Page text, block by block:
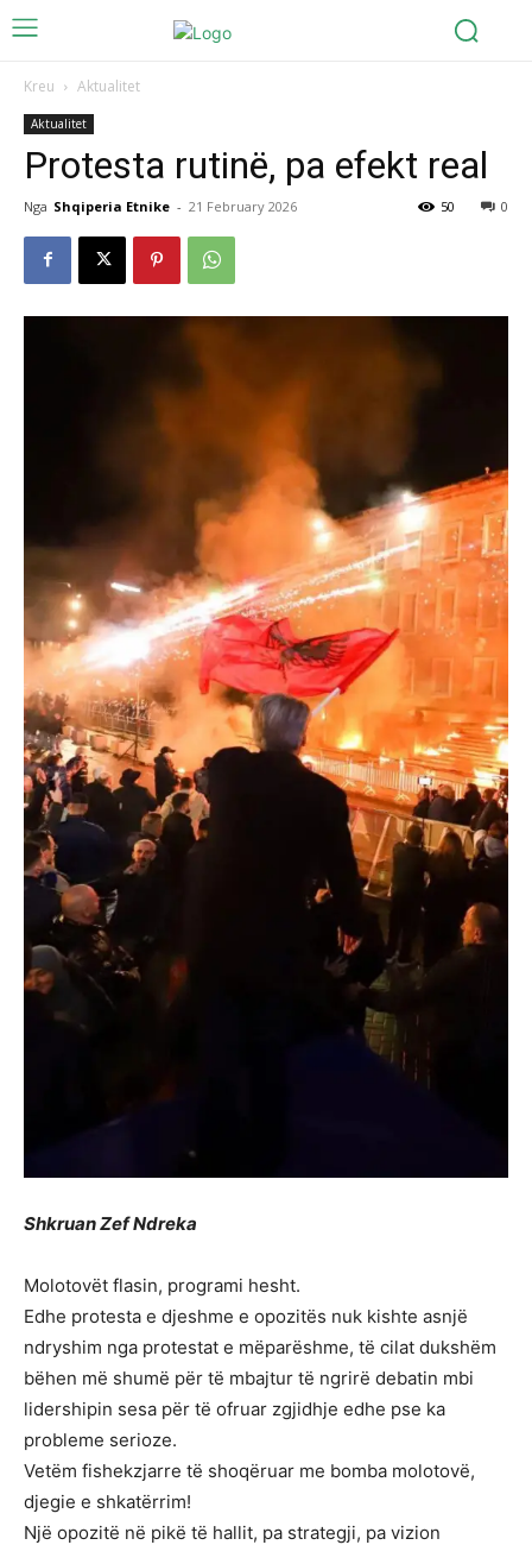
Kreu Aktualitet
Aktualitet
Protesta rutinë, pa efekt real
Nga Shqiperia Etnike - 21 February 2026 0
50
Shkruan Zef Ndreka
Molotovët flasin, programi hesht.
Edhe protesta e djeshme e opozitës nuk kishte asnjë
ndryshim nga protestat e mëparëshme, të cilat dukshëm
bëhen më shumë për të mbajtur të ngrirë debatin mbi
lidershipin sesa për të ofruar zgjidhje edhe pse ka
probleme serioze.
Vetëm fishekzjarre të shoqëruar me bomba molotovë,
djegie e shkatërrim!
Një opozitë në pikë të hallit, pa strategji, pa vizion